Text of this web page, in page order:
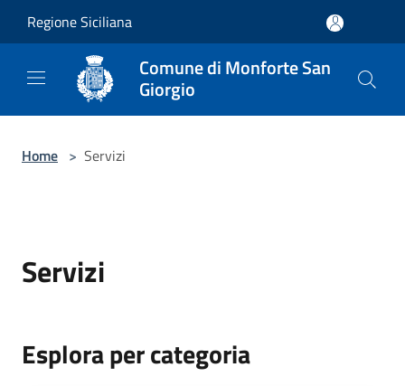
Regione Siciliana
Comune di Monforte San
Giorgio
Home > Servizi
Servizi
Esplora per categoria